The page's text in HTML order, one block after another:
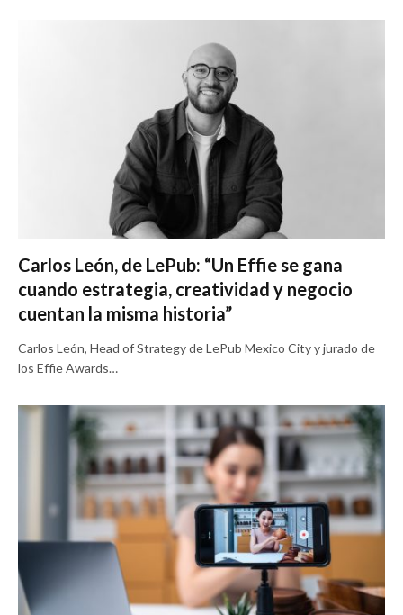
Carlos León, de LePub: “Un Effie se gana
cuando estrategia, creatividad y negocio
cuentan la misma historia”
Carlos León, Head of Strategy de LePub Mexico City y jurado de
los Effie Awards…